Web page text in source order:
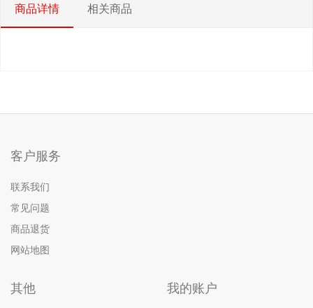
商品详情 相关商品
客户服务
联系我们
常见问题
商品退货
网站地图
其他 我的账户